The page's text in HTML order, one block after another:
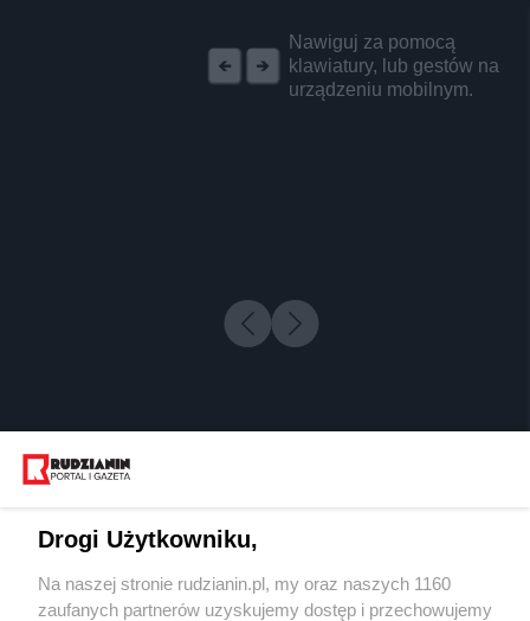
Nawiguj za pomocą
klawiatury, lub gestów na
urządzeniu mobilnym.
Wydawca mediów
Drogi Użytkowniku,
Na naszej stronie rudzianin.pl, my oraz naszych 1160
zaufanych partnerów uzyskujemy dostęp i przechowujemy